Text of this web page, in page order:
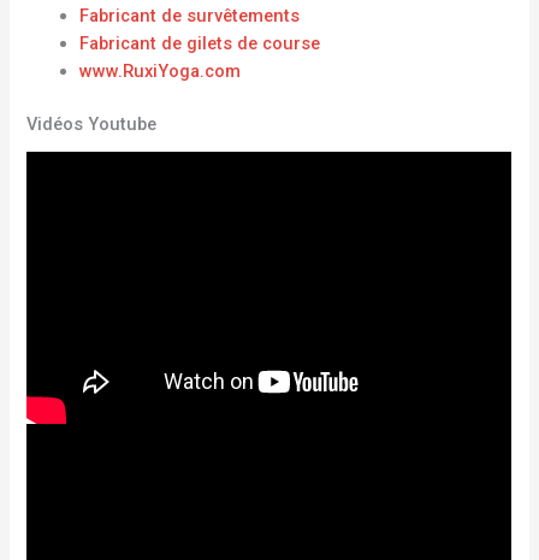
Fabricant de survêtements
Fabricant de gilets de course
www.RuxiYoga.com
Vidéos Youtube